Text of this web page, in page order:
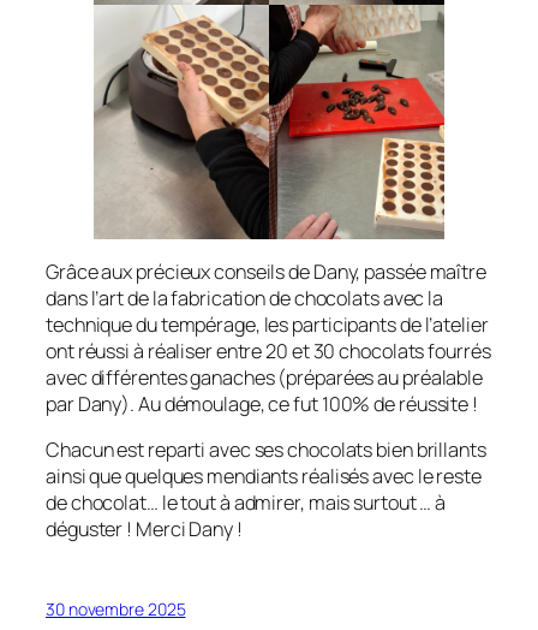
Grâce aux précieux conseils de Dany, passée maître
dans l’art de la fabrication de chocolats avec la
technique du tempérage, les participants de l’atelier
ont réussi à réaliser entre 20 et 30 chocolats fourrés
avec différentes ganaches (préparées au préalable
par Dany). Au démoulage, ce fut 100% de réussite !
Chacun est reparti avec ses chocolats bien brillants
ainsi que quelques mendiants réalisés avec le reste
de chocolat… le tout à admirer, mais surtout … à
déguster ! Merci Dany !
30 novembre 2025